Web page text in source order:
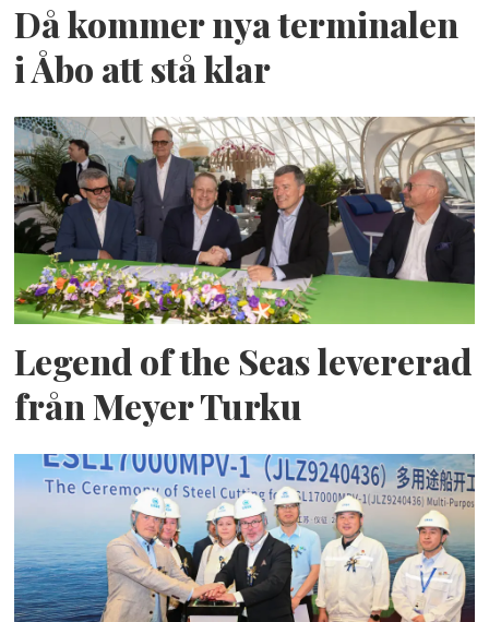
Då kommer nya terminalen
i Åbo att stå klar
Legend of the Seas levererad
från Meyer Turku